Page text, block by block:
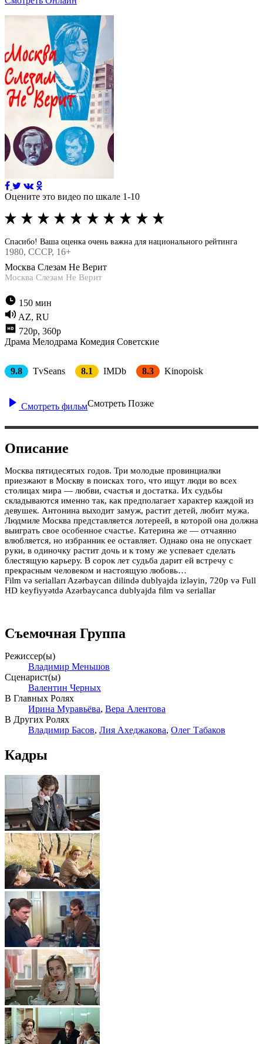
Оцените это видео по шкале 1-10
Спасибо! Ваша оценка очень важна для национального рейтинга
1980, СССР, 16+
Москва Слезам Не Верит
Москва Слезам Не Верит
150 мин
AZ, RU
720p, 360p
Драма Мелодрама Комедия Советские
9.8 TvSeans 8.1 IMDb 8.3 Kinopoisk
Смотреть фильмСмотреть Позже
Описание
Москва пятидесятых годов. Три молодые провинциалки
приезжают в Москву в поисках того, что ищут люди во всех
столицах мира — любви, счастья и достатка. Их судьбы
складываются именно так, как предполагает характер каждой из
девушек. Антонина выходит замуж, растит детей, любит мужа.
Людмиле Москва представляется лотереей, в которой она должна
выиграть свое особенное счастье. Катерина же — отчаянно
влюбляется, но избранник ее оставляет. Однако она не опускает
руки, в одиночку растит дочь и к тому же успевает сделать
блестящую карьеру. В сорок лет судьба дарит ей встречу с
прекрасным человеком и настоящую любовь…
Film və serialları Azərbaycan dilində dublyajda izləyin, 720p və Full
HD keyfiyyətdə Azərbaycanca dublyajda film və seriallar
Съемочная Группа
Режиссер(ы)
Владимир Меньшов
Сценарист(ы)
Валентин Черных
В Главных Ролях
Ирина Муравьёва, Вера Алентова
В Других Ролях
Владимир Басов, Лия Ахеджакова, Олег Табаков
Кадры